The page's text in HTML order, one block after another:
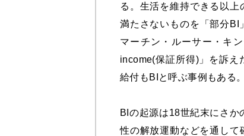
る。生活を維持できる以
満たさないものを「部分BI
マーチン・ルーサー・キ
income(保証所得)」を訴え
給付もBIと呼ぶ事例もある。
BIの起源は18世紀末にさ
性の解放運動などを通して